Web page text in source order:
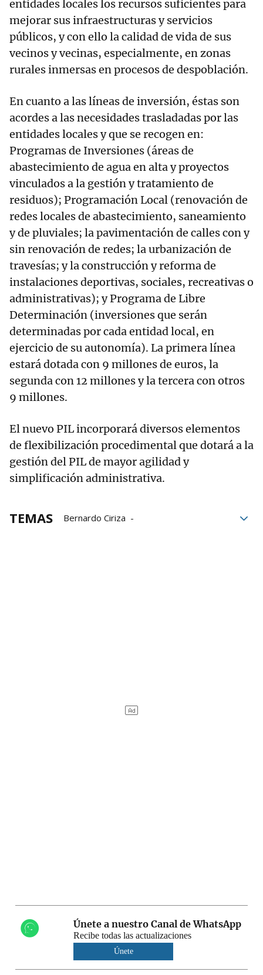
entidades locales los recursos suficientes para
mejorar sus infraestructuras y servicios
públicos, y con ello la calidad de vida de sus
vecinos y vecinas, especialmente, en zonas
rurales inmersas en procesos de despoblación.
En cuanto a las líneas de inversión, éstas son
acordes a las necesidades trasladadas por las
entidades locales y que se recogen en:
Programas de Inversiones (áreas de
abastecimiento de agua en alta y proyectos
vinculados a la gestión y tratamiento de
residuos); Programación Local (renovación de
redes locales de abastecimiento, saneamiento
y de pluviales; la pavimentación de calles con y
sin renovación de redes; la urbanización de
travesías; y la construcción y reforma de
instalaciones deportivas, sociales, recreativas o
administrativas); y Programa de Libre
Determinación (inversiones que serán
determinadas por cada entidad local, en
ejercicio de su autonomía). La primera línea
estará dotada con 9 millones de euros, la
segunda con 12 millones y la tercera con otros
9 millones.
El nuevo PIL incorporará diversos elementos
de flexibilización procedimental que dotará a la
gestión del PIL de mayor agilidad y
simplificación administrativa.
TEMAS
Bernardo Ciriza
Únete a nuestro Canal de WhatsApp
Recibe todas las actualizaciones
Únete